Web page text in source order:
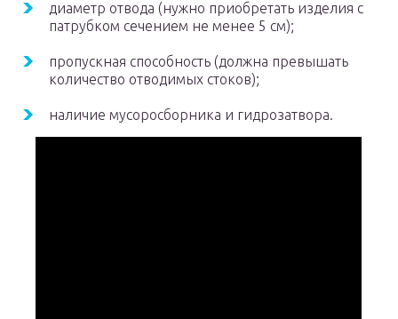
диаметр отвода (нужно приобретать изделия с
патрубком сечением не менее 5 см);
пропускная способность (должна превышать
количество отводимых стоков);
наличие мусоросборника и гидрозатвора.